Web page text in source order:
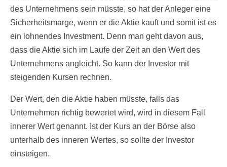
des Unternehmens sein müsste, so hat der Anleger eine
Sicherheitsmarge, wenn er die Aktie kauft und somit ist es
ein lohnendes Investment. Denn man geht davon aus,
dass die Aktie sich im Laufe der Zeit an den Wert des
Unternehmens angleicht. So kann der Investor mit
steigenden Kursen rechnen.
Der Wert, den die Aktie haben müsste, falls das
Unternehmen richtig bewertet wird, wird in diesem Fall
innerer Wert genannt. Ist der Kurs an der Börse also
unterhalb des inneren Wertes, so sollte der Investor
einsteigen.